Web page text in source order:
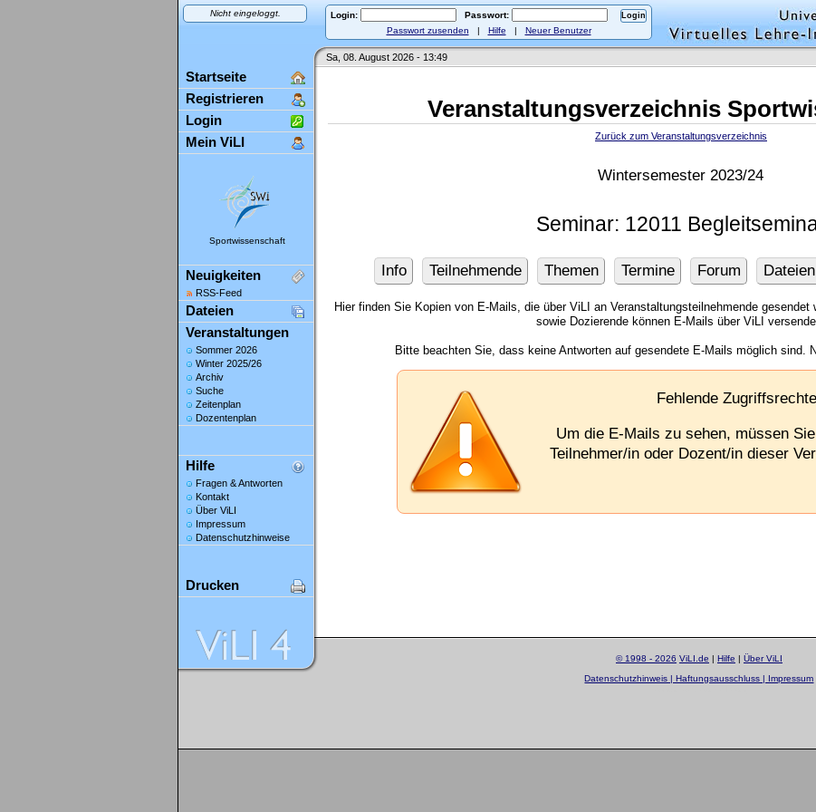
Nicht eingeloggt. Login:
Passwort:
Passwort zusenden | Hilfe | Neuer Benutzer
Sa, 08. August 2026 - 13:49
Startseite
Registrieren
Login
Mein ViLI
Sportwissenschaft
Neuigkeiten
RSS-Feed
Dateien
Veranstaltungen
Sommer 2026
Winter 2025/26
Archiv
Suche
Zeitenplan
Dozentenplan
Hilfe
Fragen & Antworten
Kontakt
Über ViLI
Impressum
Datenschutzhinweise
Drucken
Veranstaltungsverzeichnis
Zurück zum Veranstaltungsverzeichnis
Wintersemester 2023/24
Seminar: 12011
Info Teilnehmende Themen Termine Forum Dateien
Hier finden Sie Kopien von E-Mails, die über ViLI an Veranstaltungsteilnehmende gesendet
sowie Dozierende können E-Mails über ViLI
Bitte beachten Sie, dass keine Antworten auf gesendete E-Mails möglich sind.
Fehlende Zugriffsrechte
Um die E-Mails zu sehen, müssen Sie
Teilnehmer/in oder Dozent/in dieser
© 1998 - 2026 ViLI.de | Hilfe | Über ViLI
Datenschutzhinweis | Haftungsausschluss | Impressum